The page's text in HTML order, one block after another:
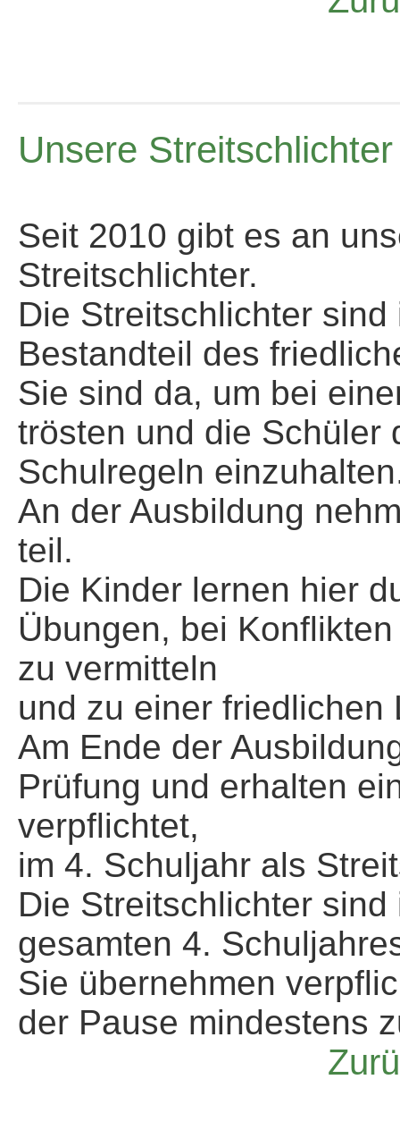
Unsere Streitschlichter
Seit 2010 gibt es an
Streitschlichter.
Die Streitschlichter
Bestandteil des
Sie sind da, um bei
trösten und die Schüler
Schulregeln
An der Ausbildung
teil.
Die Kinder lernen hier
Übungen, bei
zu vermitteln
und zu einer friedlichen
Am Ende der
Prüfung und erhalten
verpflichtet,
im 4. Schuljahr als
Die Streitschlichter
gesamten 4.
Sie übernehmen
der Pause mindestens